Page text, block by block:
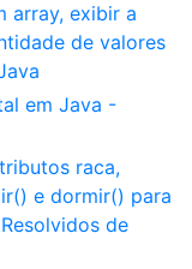
array, exibir a
de valores
em Java -
raca,
e dormir() para
de